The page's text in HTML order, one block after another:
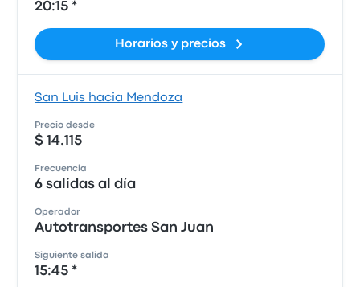
20:15 *
Horarios y precios
San Luis hacia Mendoza
Precio desde
$ 14.115
Frecuencia
6 salidas al día
Operador
Autotransportes San Juan
Siguiente salida
15:45 *